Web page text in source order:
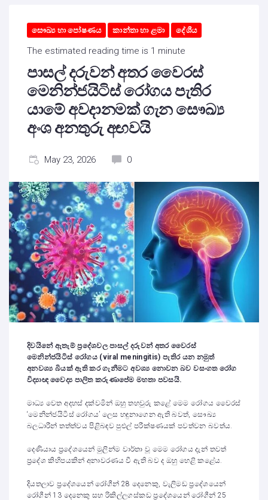
සෞඛ්‍ය හා පෝෂණය කාන්තා හා ළමා දේශීය
The estimated reading time is 1 minute
පාසල් දරුවන් අතර වෛරස්
මෙනින්ජයිටිස් රෝගය පැතිර
යාමේ අවදානමක් ගැන සෞඛ්‍ය
අංශ අනතුරු අඟවයි
May 23, 2026 0
දිවයිනේ ඇතැම් ප්‍රදේශවල පාසල් දරුවන් අතර වෛරස්
මෙනින්ජයිටිස් රෝගය (viral meningitis) පැතිර යන නමුත්
අනවශ්‍ය බියක් ඇති කර ගැනීමට අවශ්‍ය නොවන බව වසංගත රෝග
විද්‍යාඥ වෛද්‍ය පාලිත කරුණාපේම මහතා පවසයි.
මාධ්‍ය වෙත අදහස් දක්වමින් ඔහු තහවුරු කළේ මෙම රෝගය වෛරස්
‘මෙනින්ජයිටිස් රෝගය’ ලෙස හඳුනාගෙන ඇති බවත්, සෞඛ්‍ය
බලධාරීන් තත්ත්වය පිළිබඳව පුළුල් පරීක්ෂණයක් පවත්වන බවත්ය.
දෙණියාය ප්‍රදේශයෙන් මුලින්ම වාර්තා වූ මෙම රෝගය දැන් තවත්
ප්‍රදේශ කිහිපයකින් අනාවරණය වී ඇති බව ද ඔහු හෙළි කළේය.
දියතලාව ප්‍රදේශයෙන් රෝගීන් 28 දෙනෙකු, වැලිමඩ ප්‍රදේශයෙන්
රෝගීන් 13 දෙනෙකු සහ රිකිල්ලගස්කඩ ප්‍රදේශයෙන් රෝගීන් 25